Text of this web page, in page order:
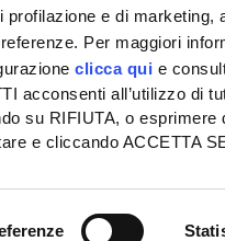
e di marketing,
Per maggiori
clicca qui e
acconsenti all’utilizzo di
su RIFIUTA, o
e cliccando ACCETTA
SEDE
Tel +
Tutti i diritti riservati - Partita iva: